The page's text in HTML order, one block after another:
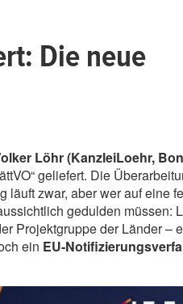
Die neue
Löhr (KanzleiLoehr,
geliefert. Die
läuft zwar, aber wer auf eine
gedulden müssen:
Projektgruppe der Länder –
ein EU-